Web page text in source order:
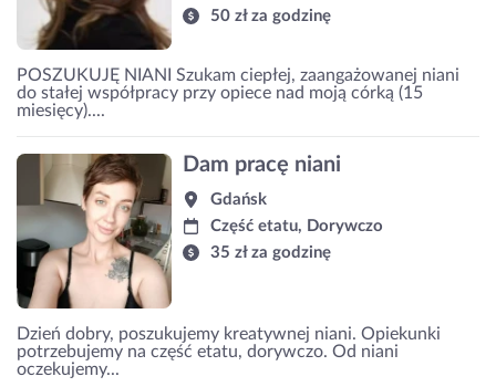
50 zł za godzinę
POSZUKUJĘ NIANI Szukam ciepłej, zaangażowanej niani
do stałej współpracy przy opiece nad moją córką (15
miesięcy)....
Dam pracę niani
Gdańsk
Część etatu, Dorywczo
35 zł za godzinę
Dzień dobry, poszukujemy kreatywnej niani. Opiekunki
potrzebujemy na część etatu, dorywczo. Od niani
oczekujemy...